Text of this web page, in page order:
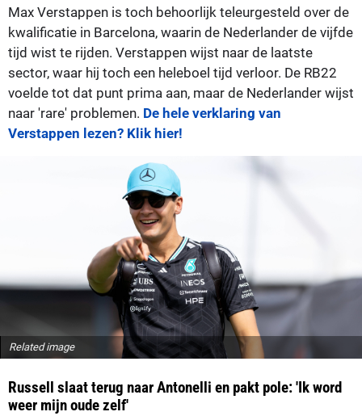
Max Verstappen is toch behoorlijk teleurgesteld over de
kwalificatie in Barcelona, waarin de Nederlander de vijfde
tijd wist te rijden. Verstappen wijst naar de laatste
sector, waar hij toch een heleboel tijd verloor. De RB22
voelde tot dat punt prima aan, maar de Nederlander wijst
naar 'rare' problemen. De hele verklaring van
Verstappen lezen? Klik hier!
Related image
Russell slaat terug naar Antonelli en pakt pole: 'Ik word
weer mijn oude zelf'